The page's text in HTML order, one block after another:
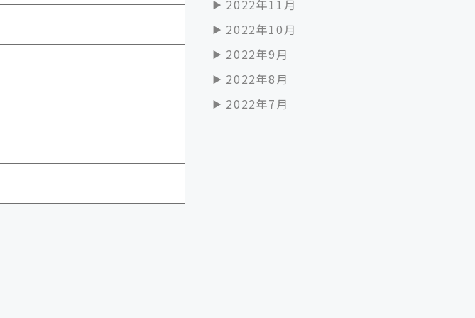
2022年11月
2022年10月
2022年9月
2022年8月
2022年7月